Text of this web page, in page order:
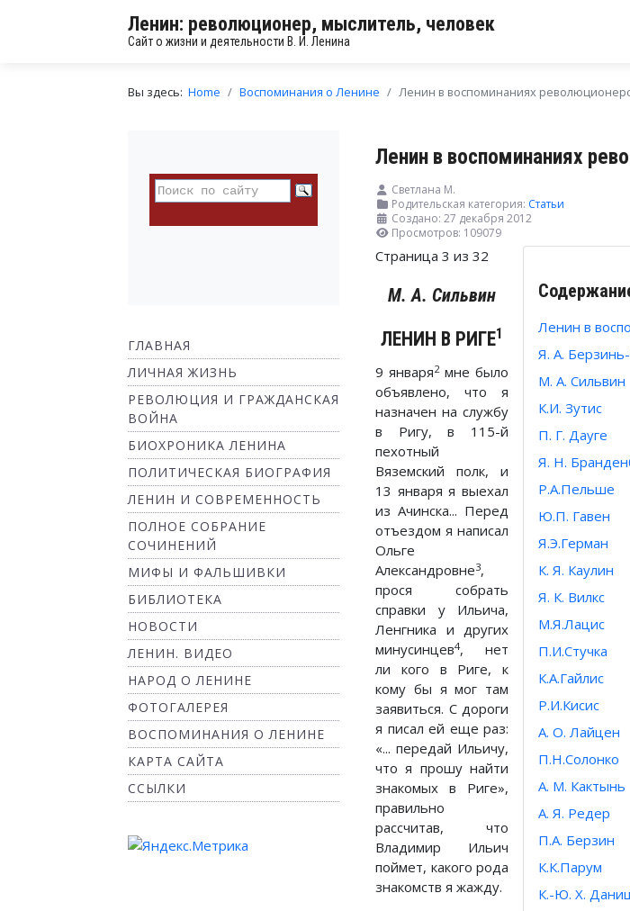
Ленин: революционер, мыслитель, человек
Сайт о жизни и деятельности В. И. Ленина
Вы здесь: Home Воспоминания о Ленине Ленин в воспоминаниях
ГЛАВНАЯ
ЛИЧНАЯ ЖИЗНЬ
РЕВОЛЮЦИЯ И ГРАЖДАНСКАЯ
ВОЙНА
БИОХРОНИКА ЛЕНИНА
ПОЛИТИЧЕСКАЯ БИОГРАФИЯ
ЛЕНИН И СОВРЕМЕННОСТЬ
ПОЛНОЕ СОБРАНИЕ
СОЧИНЕНИЙ
МИФЫ И ФАЛЬШИВКИ
БИБЛИОТЕКА
НОВОСТИ
ЛЕНИН. ВИДЕО
НАРОД О ЛЕНИНЕ
ФОТОГАЛЕРЕЯ
ВОСПОМИНАНИЯ О ЛЕНИНЕ
КАРТА САЙТА
ССЫЛКИ
Ленин в воспоминаниях
Светлана М.
Родительская категория: Статьи
Создано: 27 декабря 2012
Просмотров: 109079
Ленин в
Я. А.
М. А. Сильвин
К.И. Зутис
П. Г. Дауге
Я. Н.
Р.А.Пельше
Ю.П. Гавен
Я.Э.Герман
К. Я. Каулин
Я. К. Вилкс
М.Я.Лацис
П.И.Стучка
К.А.Гайлис
Р.И.Кисис
А. О. Лайцен
П.Н.Солонко
А. М. Кактынь
А. Я. Редер
П.А. Берзин
К.К.Парум
К.-Ю. Х.
Страница 3 из 32
М. А. Сильвин
ЛЕНИН В РИГЕ1
9 января2мне было
объявлено, что я
назначен на службу
в Ригу, в 115-й
пехотный
Вяземский полк, и
13 января я выехал
из Ачинска... Перед
отъездом я написал
Ольге
Александровне3,
прося собрать
справки у Ильича,
Ленгника и других
минусинцев4, нет
ли кого в Риге, к
кому бы я мог там
заявиться. С дороги
я писал ей еще раз:
«... передай Ильичу,
что я прошу найти
знакомых в Риге»,
правильно
рассчитав, что
Владимир Ильич
поймет, какого рода
знакомств я жажду.